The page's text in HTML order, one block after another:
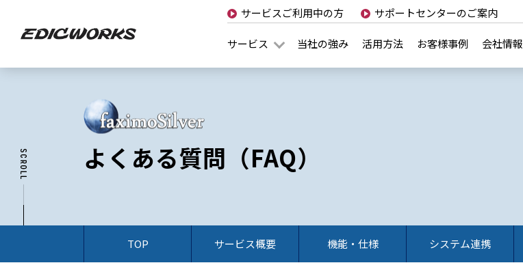
サービスご利用中の方 サポートセンターのご案内
サービス 当社の強み 活用方法 お客様事例 会社情報
よくある質問（FAQ）
TOP サービス概要 機能・仕様 システム連携